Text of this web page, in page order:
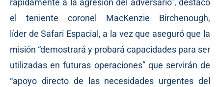
rápidamente a la agresión del adversario”, destacó
el teniente coronel MacKenzie Birchenough,
líder de Safari Espacial, a la vez que aseguró que la
misión “demostrará y probará capacidades para ser
utilizadas en futuras operaciones” que servirán de
“apoyo directo de las necesidades urgentes del